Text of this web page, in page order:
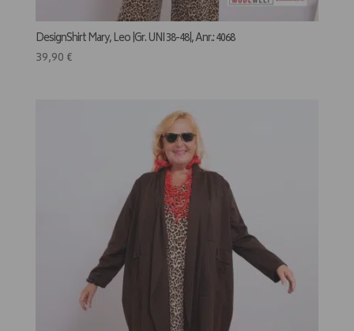
DesignShirt Mary, Leo |Gr. UNI 38-48|, Anr.: 4068
39,90 €